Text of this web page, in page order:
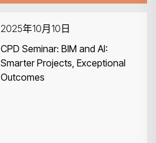
2025年10月10日
CPD Seminar: BIM and AI:
Smarter Projects, Exceptional
Outcomes